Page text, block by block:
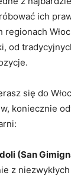
ich
regionach
od
się do
⁤koniecznie
⁣(San
z